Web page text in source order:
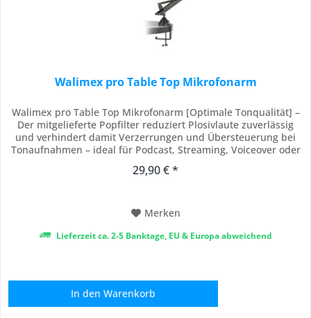
Walimex pro Table Top Mikrofonarm
Walimex pro Table Top Mikrofonarm [Optimale Tonqualität] –
Der mitgelieferte Popfilter reduziert Plosivlaute zuverlässig
und verhindert damit Verzerrungen und Übersteuerung bei
Tonaufnahmen – ideal für Podcast, Streaming, Voiceover oder
Zubehör] – Der elastische Windschutz aus speziellem
29,90 € *
Merken
Lieferzeit ca. 2-5 Banktage, EU & Europa abweichend
In den Warenkorb